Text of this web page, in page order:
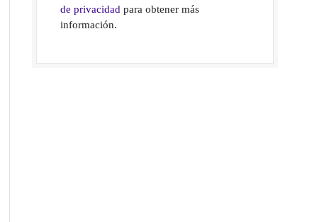
de privacidad para obtener más
información.